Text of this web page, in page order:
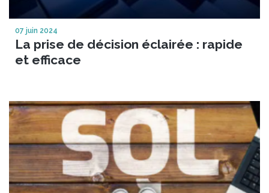
07 juin 2024
La prise de décision éclairée : rapide
et efficace